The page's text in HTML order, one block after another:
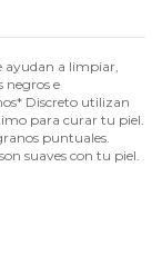
ayudan a limpiar,
negros e
Discreto utilizan
para curar tu piel.
puntuales.
suaves con tu piel.